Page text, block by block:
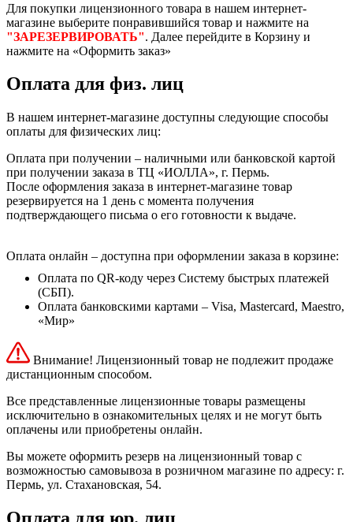
Для покупки лицензионного товара в нашем интернет-
магазине выберите понравившийся товар и нажмите на
"ЗАРЕЗЕРВИРОВАТЬ". Далее перейдите в Корзину и
нажмите на «Оформить заказ»
Оплата для физ. лиц
В нашем интернет-магазине доступны следующие способы
оплаты для физических лиц:
Оплата при получении – наличными или банковской картой
при получении заказа в ТЦ «ИОЛЛА», г. Пермь.
После оформления заказа в интернет-магазине товар
резервируется на 1 день с момента получения
подтверждающего письма о его готовности к выдаче.
Оплата онлайн – доступна при оформлении заказа в корзине:
Оплата по QR-коду через Систему быстрых платежей
(СБП).
Оплата банковскими картами – Visa, Mastercard, Maestro,
«Мир»
Внимание! Лицензионный товар не подлежит продаже
дистанционным способом.
Все представленные лицензионные товары размещены
исключительно в ознакомительных целях и не могут быть
оплачены или приобретены онлайн.
Вы можете оформить резерв на лицензионный товар с
возможностью самовывоза в розничном магазине по адресу: г.
Пермь, ул. Стахановская, 54.